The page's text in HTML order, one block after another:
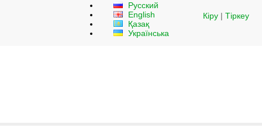
Русский
English
Қазақ
Українська
Кіру | Тіркеу